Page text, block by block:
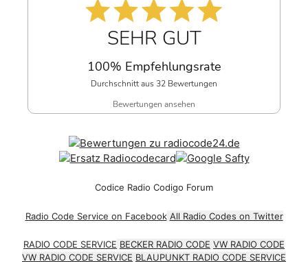
SEHR GUT
100% Empfehlungsrate
Durchschnitt aus 32 Bewertungen
Bewertungen ansehen
Codice Radio Codigo Forum
Radio Code Service on Facebook All Radio Codes on Twitter
RADIO CODE SERVICE BECKER RADIO CODE VW RADIO CODE
VW RADIO CODE SERVICE BLAUPUNKT RADIO CODE SERVICE